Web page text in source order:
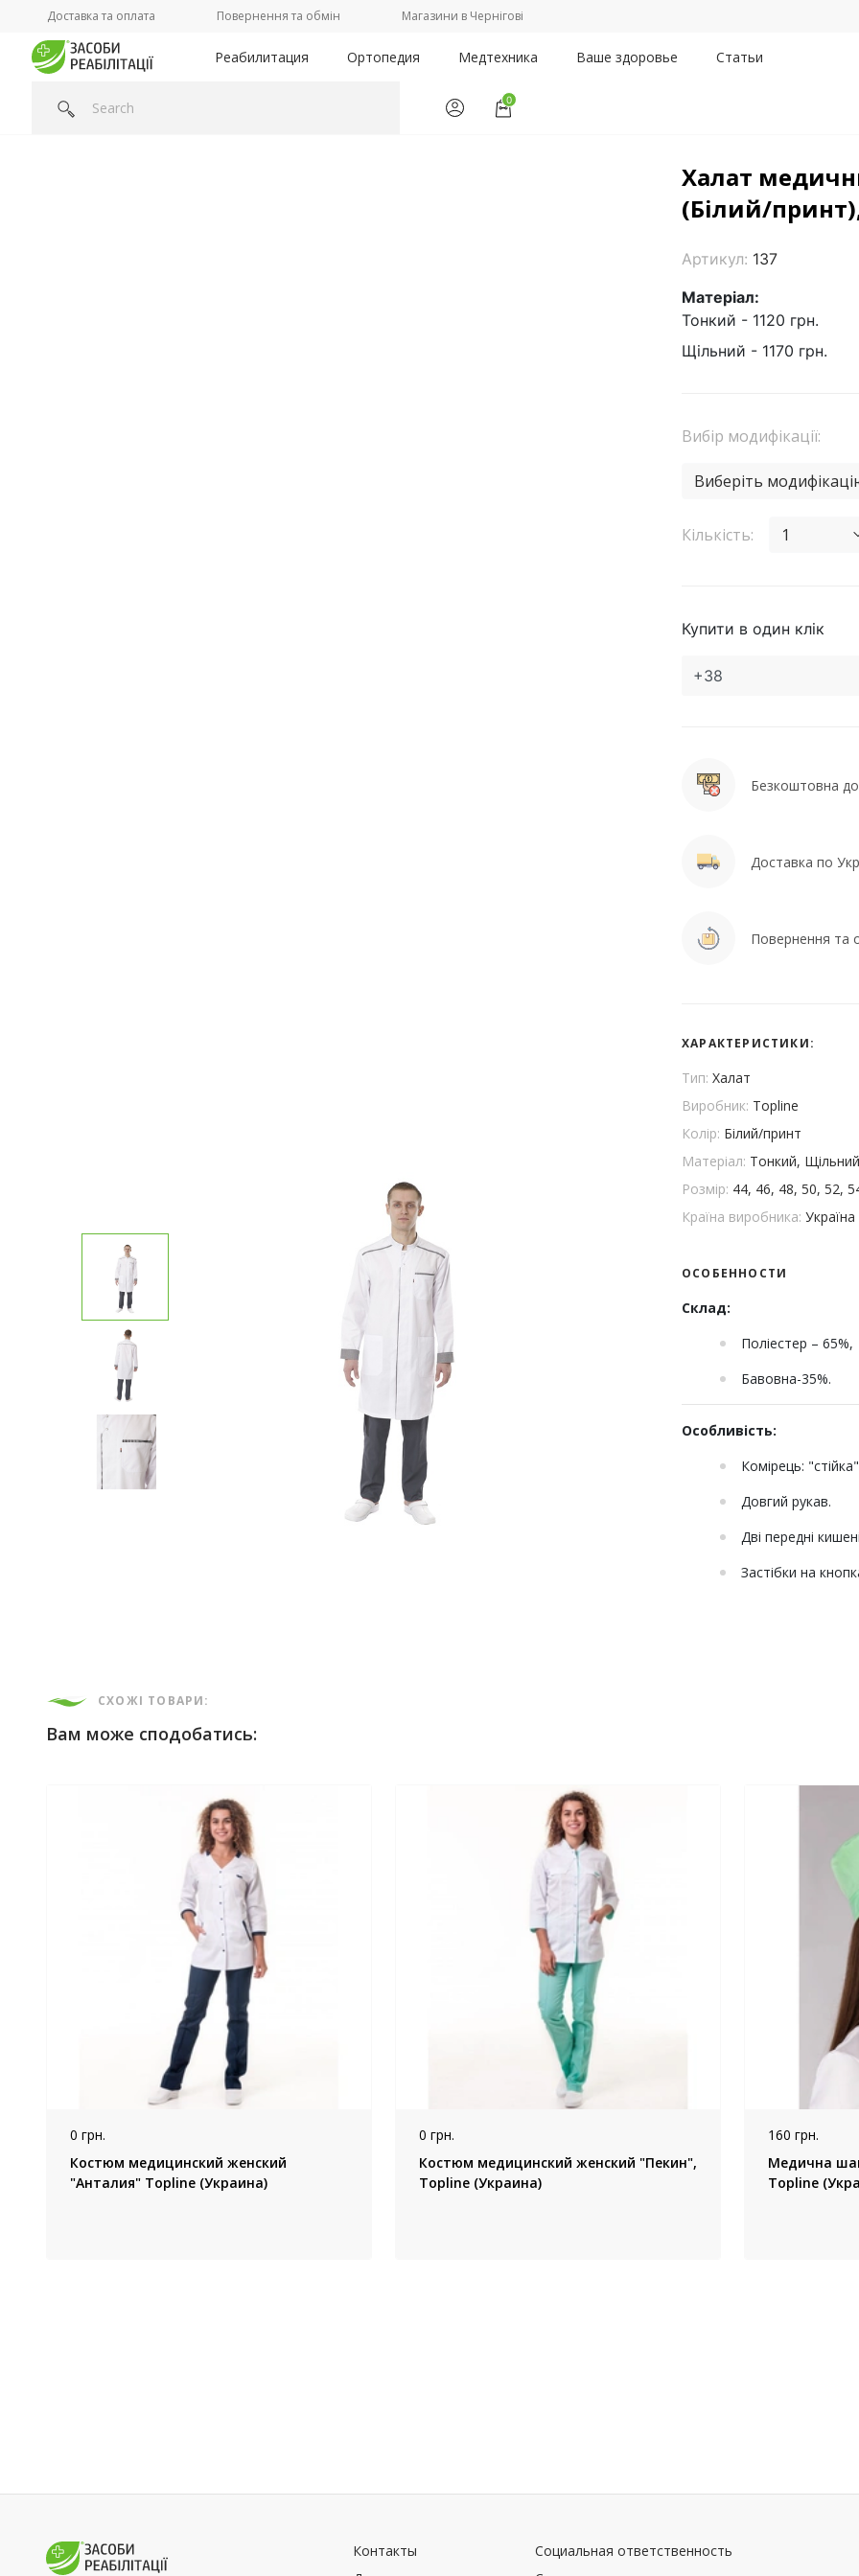
Доставка та оплата Повернення та обмін Магазини в Чернігові
Реабилитация Ортопедия Медтехника Ваше здоровье Статьи
0
Головна/Категорії / /Халат медичний чоловічий "Осло" (Білий/принт), Topline
Халат
(Білий/
Артикул: 137
Матеріал:
Тонкий - 1120 грн.
Щільний - 1170 грн.
Вибір модифікації:
Виберіть
Кількість: 1
Купити в один клік
Безкоштовна
Доставка по
Повернення та
ХАРАКТЕРИСТИКИ:
Тип: Халат
Виробник: Topline
Колір: Білий/принт
Матеріал: Тонкий, Щільний
Розмір: 44, 46, 48, 50, 52,
Країна виробника: Україна
ОСОБЕННОСТИ
Склад:
Поліестер – 65%,
Бавовна-35%.
Особливість:
Комірець:
Довгий рукав.
Дві передні
Застібки на
СХОЖІ ТОВАРИ:
Вам може сподобатись:
0 грн.
Костюм медицинский женский
"Анталия" Topline (Украина)
0 грн.
Костюм медицинский женский "Пекин",
Topline (Украина)
160 грн.
Медична
Topline
Контакты
Социальная ответственность